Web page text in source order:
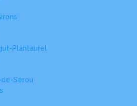
Plantaurel
Sérou